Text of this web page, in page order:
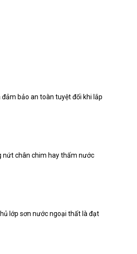
bảo an toàn tuyệt đối khi lắp
nứt chân chim hay thấm nước
lớp sơn nước ngoại thất là đạt